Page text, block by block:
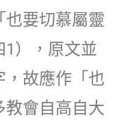
也要切慕屬靈
1），原文並
，故應作「也
教會自高自大